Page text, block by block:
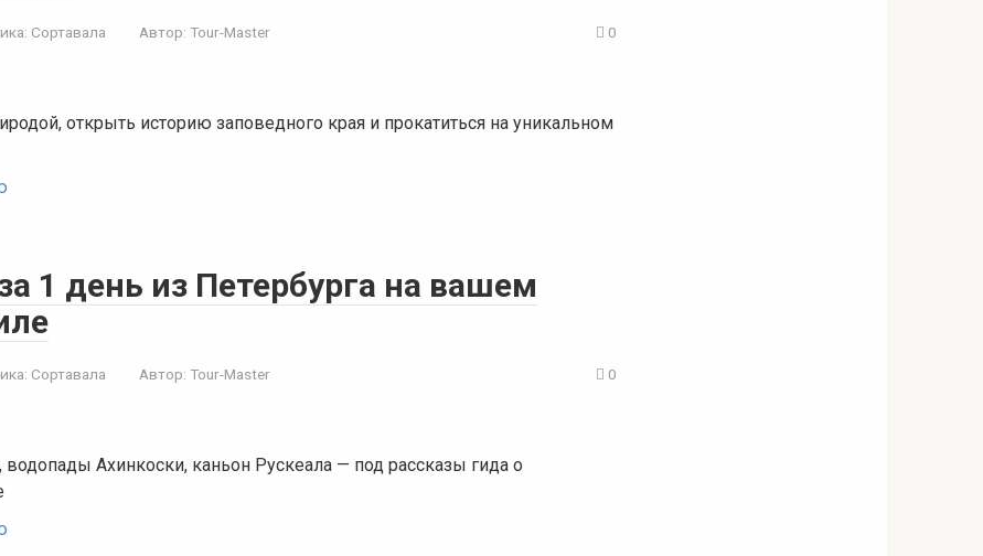
Сортавала Автор: Tour-Master 0
открыть историю заповедного края и прокатиться на уникальном
1 день из Петербурга на вашем
Сортавала Автор: Tour-Master 0
водопады Ахинкоски, каньон Рускеала — под рассказы гида о